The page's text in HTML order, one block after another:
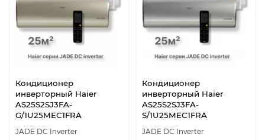
Кондиционер
инверторный Haier
AS25S2SJ3FA-
G/1U25MEC1FRA
JADE DC Inverter
Кондиционер
инверторный Haier
AS25S2SJ3FA-
S/1U25MEC1FRA
JADE DC Inverter